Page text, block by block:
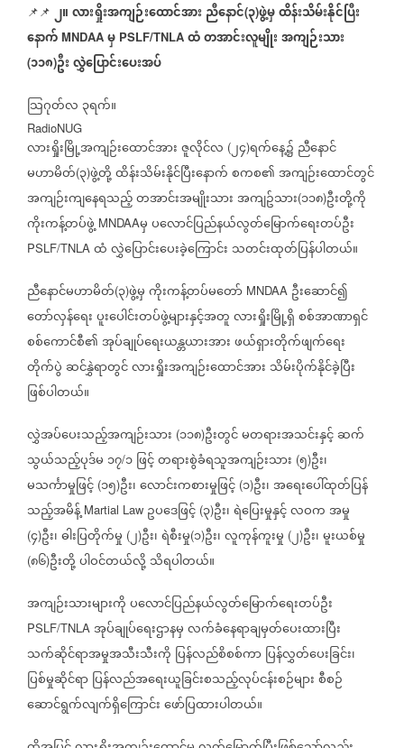
📌📌 ၂။လားရှိုးအကျဉ်းထောင်အား ညီနောင်(၃)ဖွဲ့မှထိန်းသိမ်းနိုင်ပြီး
နောက် MNDAA မှ PSLF/TNLA ထံတအာင်းလူမျိုးအကျဉ်းသား
(၁၁၈)ဦးလွှဲပြောင်းပေးအပ်
သြဂုတ်လ ၃ရက်။
RadioNUG
လားရှိုးမြို့အကျဉ်းထောင်အားဇူလိုင်လ (၂၄)ရက်နေ့၌ ညီနောင်
မဟာမိတ်(၃)ဖွဲ့တို့ထိန်းသိမ်းနိုင်ပြီးနောက်စကစ၏အကျဉ်းထောင်တွင်
အကျဉ်းကျနေရသည့်တအာင်းအမျိုးသားအကျဥ်သား(၁၁၈)ဦးတို့ကို
ကိုးကန့်တပ်ဖွဲ့ MNDAAမှပလောင်ပြည်နယ်လွတ်မြောက်ရေးတပ်ဦး
PSLF/TNLA ထံလွှဲပြောင်းပေးခဲ့ကြောင်း သတင်းထုတ်ပြန်ပါတယ်။
ညီနောင်မဟာမိတ်(၃)ဖွဲ့မှကိုးကန့်တပ်မတော် MNDAA ဦးဆောင်၍
တော်လှန်ရေးပူးပေါင်းတပ်ဖွဲ့များနှင့်အတူလားရှိုးမြို့ရှိစစ်အာဏာရှင်
စစ်ကောင်စီ၏အုပ်ချုပ်ရေးယန္တယားအားဖယ်ရှားတိုက်ဖျက်ရေး
တိုက်ပွဲဆင်နွှဲရာတွင်လားရှိုးအကျဉ်းထောင်အား သိမ်းပိုက်နိုင်ခဲ့ပြီး
ဖြစ်ပါတယ်။
လွှဲအပ်ပေးသည့်အကျဉ်းသား (၁၁၈)ဦးတွင်မတရားအသင်းနှင့်ဆက်
သွယ်သည့်ပုဒ်မ ၁၇/၁ဖြင့်တရားစွဲခံရသူအကျဉ်းသား (၅)ဦး၊
မသင်္ကာမှုဖြင့် (၁၅)ဦး၊လောင်းကစားမှုဖြင့် (၁)ဦး၊အရေးပေါ်ထုတ်ပြန်
သည့်အမိန့် Martial Law ဥပဒေဖြင့် (၃)ဦး၊ရဲပြေးမှုနှင့်လဝကအမှု
(၄)ဦး၊ဓါးပြတိုက်မှု (၂)ဦး၊ရဲစီးမှု(၁)ဦး၊လူကုန်ကူးမှု (၂)ဦး၊မူးယစ်မှု
(၈၆)ဦးတို့ပါဝင်တယ်လို့သိရပါတယ်။
အကျဉ်းသားများကိုပလောင်ပြည်နယ်လွတ်မြောက်ရေးတပ်ဦး
PSLF/TNLA အုပ်ချုပ်ရေးဌာနမှလက်ခံနေရာချမှတ်ပေးထားပြီး
သက်ဆိုင်ရာအမှုအသီးသီးကို ပြန်လည်စိစစ်ကာပြန်လွှတ်ပေးခြင်း၊
ပြစ်မှုဆိုင်ရာပြန်လည်အရေးယူခြင်းစသည့်လုပ်ငန်းစဉ်များစီစဉ်
ဆောင်ရွက်လျက်ရှိကြောင်းဖော်ပြထားပါတယ်။